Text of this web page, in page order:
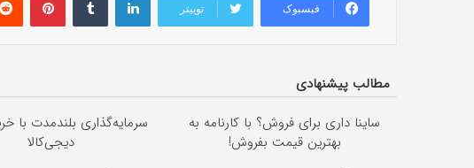
فیسبوک توییتر
مطالب پیشنهادی
ساینا داری برای فروش؟ با کارنامه به
بهترین قیمت بفروش!
سرمایه‌گذاری بلندمدت با
دیجی‌کالا